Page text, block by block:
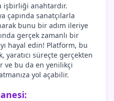
işbirliği anahtardır.
çapında sanatçılarla
bunu bir adım ileriye
gerçek zamanlı bir
hayal edin! Platform, bu
yaratıcı süreçte gerçekten
ve bu da en yenilikçi
yol açabilir.